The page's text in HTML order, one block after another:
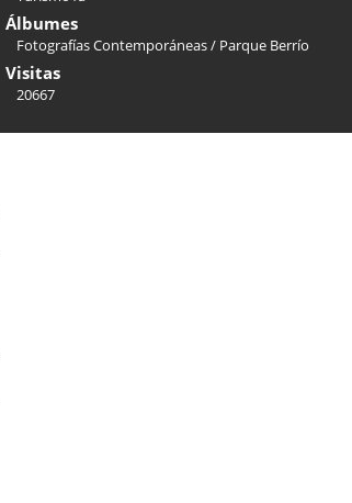
Álbumes
Fotografías Contemporáneas/ Parque Berrío
Visitas
20667